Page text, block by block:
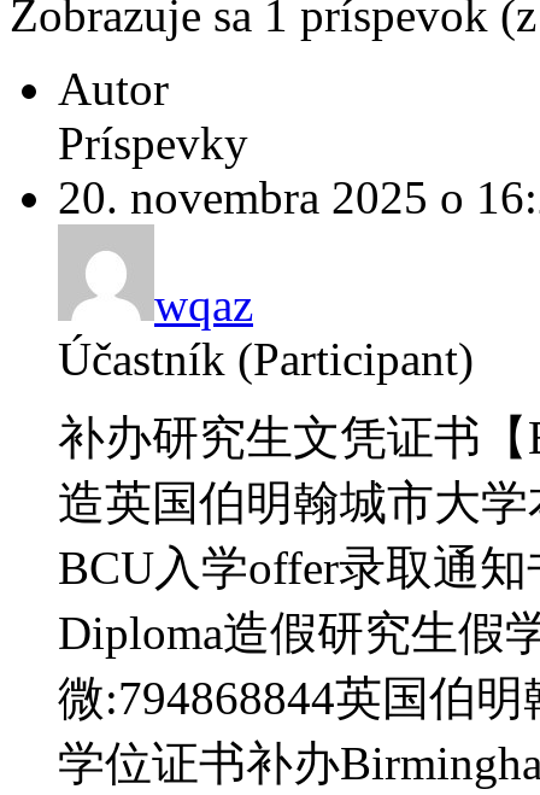
Zobrazuje sa 1 príspevok
Autor
Príspevky
20. novembra 2025 o
wqaz
Účastník (Participant)
补办研究生文凭证书【
造英国伯明翰城市大
BCU入学offer录取通
Diploma造假研究生假
微:794868844英国伯
学位证书补办